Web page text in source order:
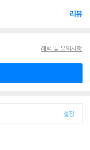
리뷰
혜택 및 유의사항
설정